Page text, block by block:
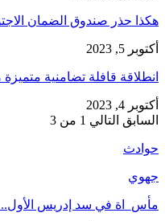
هكذا حذر صندوق الضمان
أكتوبر 5, 2023
انطلاقة قافلة تضامنية
أكتوبر 4, 2023
السابق التالي 1 من 3
حوادث
جهوي
مأس_اة في سد إدريس